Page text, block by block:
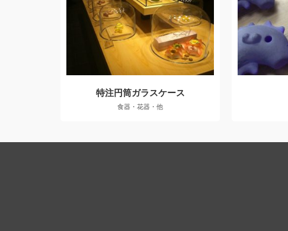
特注円筒ガラスケース
食器・花器・他